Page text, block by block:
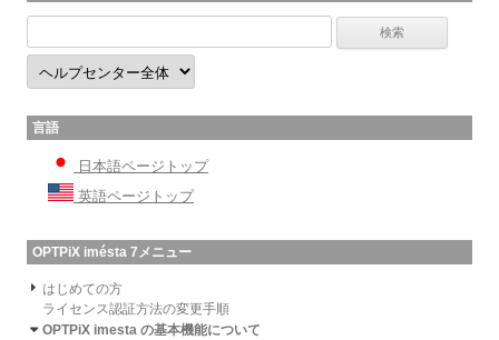
言語
日本語ページトップ
英語ページトップ
OPTPiX imésta 7メニュー
はじめての方
ライセンス認証方法の変更手順
OPTPiX imesta の基本機能について